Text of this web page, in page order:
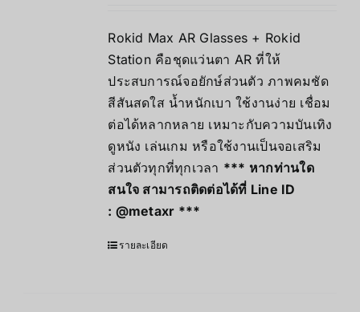
Rokid Max AR Glasses + Rokid
Station คือชุดแว่นตา AR ที่ให้
ประสบการณ์จอยักษ์ส่วนตัว ภาพคมชัด
สีสันสดใส น้ำหนักเบา ใช้งานง่าย เชื่อม
ต่อได้หลากหลาย เหมาะกับความบันเทิง
ดูหนัง เล่นเกม หรือใช้งานเป็นจอเสริม
ส่วนตัวทุกที่ทุกเวลา *** หากท่านใด
สนใจ สามารถติดต่อได้ที่ Line ID
: @metaxr ***
รายละเอียด